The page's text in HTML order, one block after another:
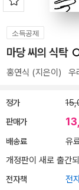
소득공제
마당 씨의 식탁
홍연식 (지은이) 우
정가
판매가
배송료
유
개정판이 새로 출간
전자책 전